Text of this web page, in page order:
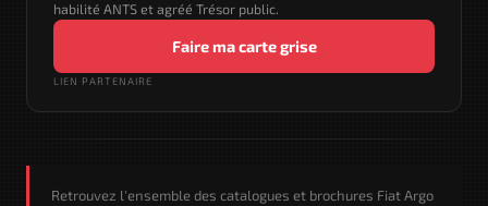
habilité ANTS et agréé Trésor public.
Faire ma carte grise
LIEN PARTENAIRE
Retrouvez l'ensemble des catalogues et brochures Fiat Argo